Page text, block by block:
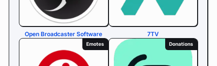
Open Broadcaster Software 7TV
Emotes Donations